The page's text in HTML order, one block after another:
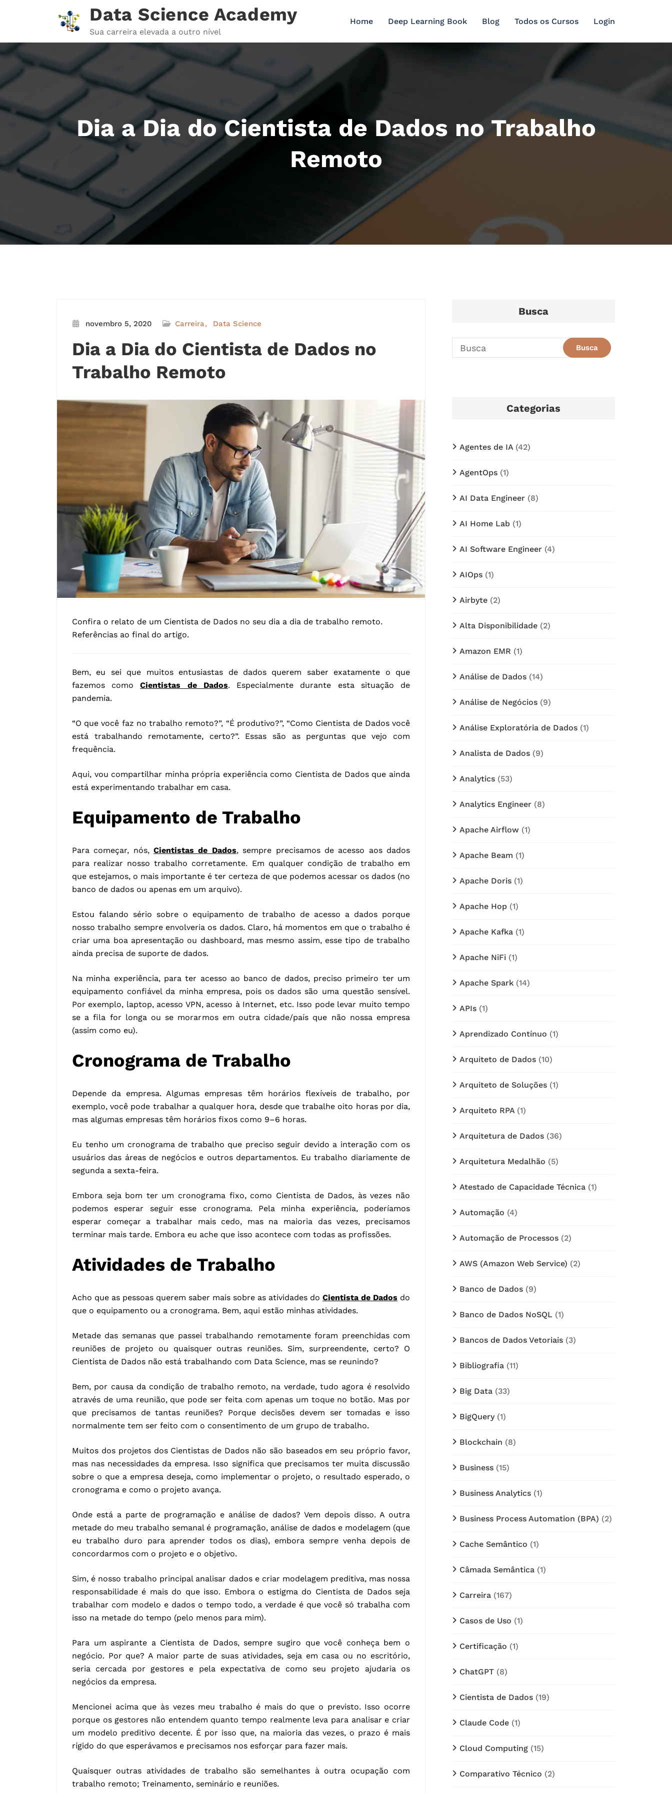
conteúdo
Data Science Academy
Sua carreira elevada a outro nível
Home Deep Learning Book Blog Todos os Cursos Login
Dia a Dia do Cientista de Dados no Trabalho
Remoto
novembro 5, 2020 Carreira Data Science
Dia a Dia do Cientista de Dados no
Trabalho Remoto
Confira o relato de um Cientista de Dados no seu dia a dia de trabalho remoto.
Referências ao final do artigo.
Bem, eu sei que muitos entusiastas de dados querem saber exatamente o que
fazemos comoCientistas de Dados. Especialmente durante esta situação de
pandemia.
“O que você faz no trabalho remoto?”, “É produtivo?”, “Como Cientista de Dados você
está trabalhando remotamente, certo?”. Essas são as perguntas que vejo com
frequência.
Aqui, vou compartilhar minha própria experiência como Cientista de Dados que ainda
está experimentando trabalhar em casa.
Equipamento de Trabalho
Para começar, nós,Cientistas de Dados, sempre precisamos de acesso aos dados
para realizar nosso trabalho corretamente. Em qualquer condição de trabalho em
que estejamos, o mais importante é ter certeza de que podemos acessar os dados (no
banco de dados ou apenas em um arquivo).
Estou falando sério sobre o equipamento de trabalho de acesso a dados porque
nosso trabalho sempre envolveria os dados. Claro, há momentos em que o trabalho é
criar uma boa apresentação ou dashboard, mas mesmo assim, esse tipo de trabalho
ainda precisa de suporte de dados.
Na minha experiência, para ter acesso ao banco de dados, preciso primeiro ter um
equipamento confiável da minha empresa, pois os dados são uma questão sensível.
Por exemplo, laptop, acesso VPN, acesso à Internet, etc. Isso pode levar muito tempo
se a fila for longa ou se morarmos em outra cidade/país que não nossa empresa
(assim como eu).
Cronograma de Trabalho
Depende da empresa. Algumas empresas têm horários flexíveis de trabalho, por
exemplo, você pode trabalhar a qualquer hora, desde que trabalhe oito horas por dia,
mas algumas empresas têm horários fixos como 9–6 horas.
Eu tenho um cronograma de trabalho que preciso seguir devido a interação com os
usuários das áreas de negócios e outros departamentos. Eu trabalho diariamente de
segunda a sexta-feira.
Embora seja bom ter um cronograma fixo, como Cientista de Dados, às vezes não
podemos esperar seguir esse cronograma. Pela minha experiência, poderíamos
esperar começar a trabalhar mais cedo, mas na maioria das vezes, precisamos
terminar mais tarde. Embora eu ache que isso acontece com todas as profissões.
Atividades de Trabalho
Acho que as pessoas querem saber mais sobre as atividades do Cientista de Dados do
que o equipamento ou a cronograma. Bem, aqui estão minhas atividades.
Metade das semanas que passei trabalhando remotamente foram preenchidas com
reuniões de projeto ou quaisquer outras reuniões. Sim, surpreendente, certo? O
Cientista de Dados não está trabalhando com Data Science, mas se reunindo?
Bem, por causa da condição de trabalho remoto, na verdade, tudo agora é resolvido
através de uma reunião, que pode ser feita com apenas um toque no botão. Mas por
que precisamos de tantas reuniões? Porque decisões devem ser tomadas e isso
normalmente tem ser feito com o consentimento de um grupo de trabalho.
Muitos dos projetos dos Cientistas de Dados não são baseados em seu próprio favor,
mas nas necessidades da empresa. Isso significa que precisamos ter muita discussão
sobre o que a empresa deseja, como implementar o projeto, o resultado esperado, o
cronograma e como o projeto avança.
Onde está a parte de programação e análise de dados? Vem depois disso. A outra
metade do meu trabalho semanal é programação, análise de dados e modelagem (que
eu trabalho duro para aprender todos os dias), embora sempre venha depois de
concordarmos com o projeto e o objetivo.
Sim, é nosso trabalho principal analisar dados e criar modelagem preditiva, mas nossa
responsabilidade é mais do que isso. Embora o estigma do Cientista de Dados seja
trabalhar com modelo e dados o tempo todo, a verdade é que você só trabalha com
isso na metade do tempo (pelo menos para mim).
Para um aspirante a Cientista de Dados, sempre sugiro que você conheça bem o
negócio. Por que? A maior parte de suas atividades, seja em casa ou no escritório,
seria cercada por gestores e pela expectativa de como seu projeto ajudaria os
negócios da empresa.
Mencionei acima que às vezes meu trabalho é mais do que o previsto. Isso ocorre
porque os gestores não entendem quanto tempo realmente leva para analisar e criar
um modelo preditivo decente. É por isso que, na maioria das vezes, o prazo é mais
rígido do que esperávamos e precisamos nos esforçar para fazer mais.
Quaisquer outras atividades de trabalho são semelhantes à outra ocupação com
trabalho remoto; Treinamento, seminário e reuniões.
Busca
Categorias
Agentes de IA(42)
AgentOps (1)
AI Data Engineer (8)
AI Home Lab (1)
AI Software Engineer (4)
AIOps (1)
Airbyte (2)
Alta Disponibilidade (2)
Amazon EMR (1)
Análise de Dados (14)
Análise de Negócios (9)
Análise Exploratória de Dados (1)
Analista de Dados (9)
Analytics (53)
Analytics Engineer (8)
Apache Airflow (1)
Apache Beam (1)
Apache Doris (1)
Apache Hop (1)
Apache Kafka (1)
Apache NiFi (1)
Apache Spark (14)
APIs (1)
Aprendizado Contínuo (1)
Arquiteto de Dados (10)
Arquiteto de Soluções (1)
Arquiteto RPA(1)
Arquitetura de Dados (36)
Arquitetura Medalhão (5)
Atestado de Capacidade Técnica (1)
Automação (4)
Automação de Processos (2)
AWS (Amazon Web Service) (2)
Banco de Dados (9)
Banco de Dados NoSQL (1)
Bancos de Dados Vetoriais (3)
Bibliografia (11)
Big Data (33)
BigQuery(1)
Blockchain (8)
Business (15)
Business Analytics (1)
Business Process Automation (BPA) (2)
Cache Semântico (1)
Câmada Semântica (1)
Carreira (167)
Casos de Uso (1)
Certificação (1)
ChatGPT (8)
Cientista de Dados (19)
Claude Code (1)
Cloud Computing (15)
Comparativo Técnico (2)